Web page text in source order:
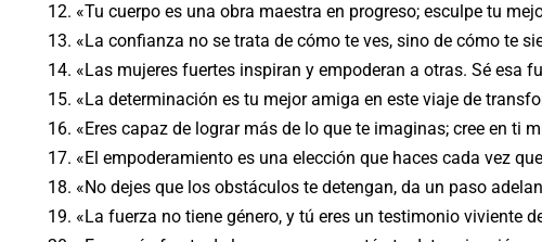
«Tu cuerpo es una obra maestra en progreso; esculpe tu
«La confianza no se trata de cómo te ves, sino de cómo te
«Las mujeres fuertes inspiran y empoderan a otras. Sé esa
«La determinación es tu mejor amiga en este viaje de
«Eres capaz de lograr más de lo que te imaginas; cree en ti
«El empoderamiento es una elección que haces cada vez
«No dejes que los obstáculos te detengan, da un paso
«La fuerza no tiene género, y tú eres un testimonio viviente